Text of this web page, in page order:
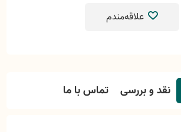
علاقه‌مندم
نقد و بررسی تماس با ما